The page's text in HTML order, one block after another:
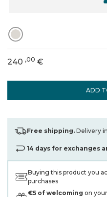
ADD
240 ,00 €
Free shipping. Delivery
14 days for exchanges
Buying this product you
purchases
€5 of welcoming on